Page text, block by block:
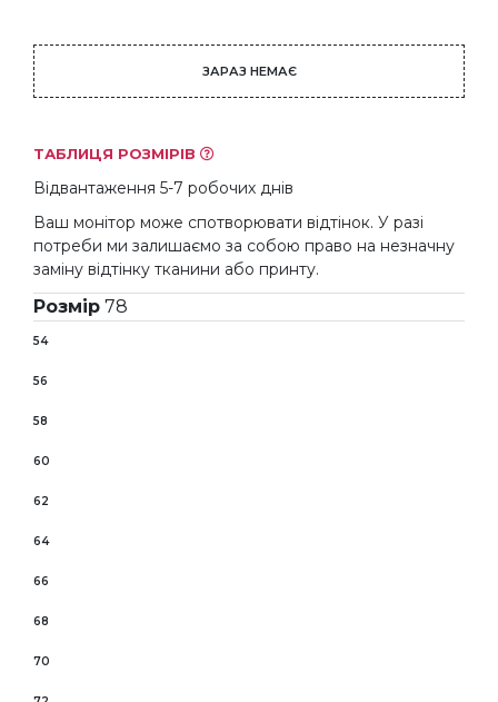
ЗАРАЗ НЕМАЄ
ТАБЛИЦЯ РОЗМІРІВ
Відвантаження 5-7 робочих днів
Ваш монітор може спотворювати відтінок. У разі
потреби ми залишаємо за собою право на незначну
заміну відтінку тканини або принту.
Розмір 78
54
56
58
60
62
64
66
68
70